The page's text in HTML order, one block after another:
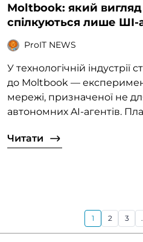
Moltbook: який
спілкуються лише ШІ-
ProIT NEWS
У технологічній індустрії
до Moltbook —
мережі, призначеної не
автономних AI-агентів.
Читати
1 2 3